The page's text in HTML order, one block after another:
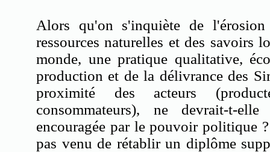
Alors qu'on s'inquiète de
ressources naturelles et des savoirs
monde, une pratique qualitative,
production et de la délivrance des
proximité des acteurs
consommateurs), ne devrait-t-
encouragée par le pouvoir politique
pas venu de rétablir un diplôme